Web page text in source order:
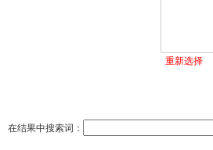
重新选择
在结果中搜索词：